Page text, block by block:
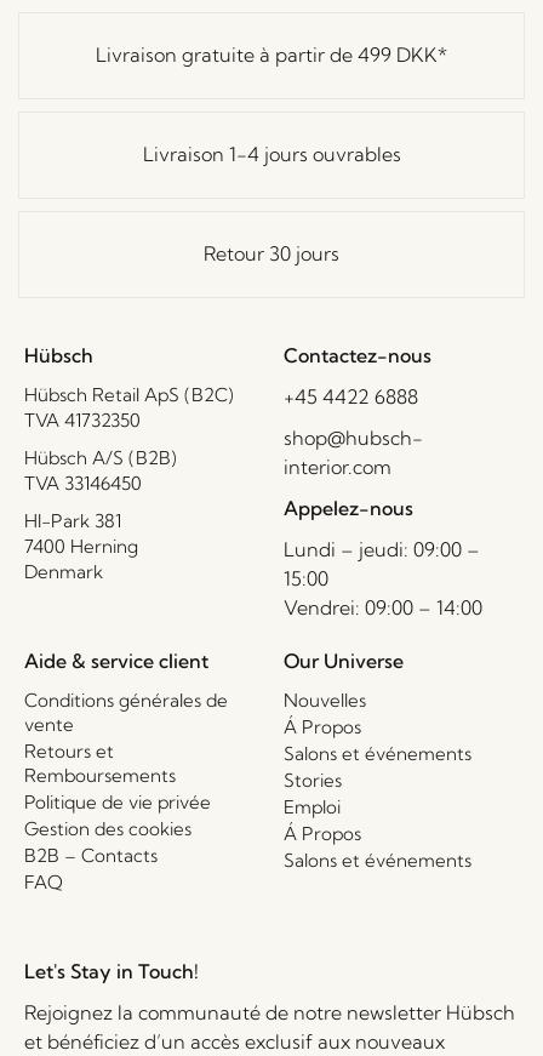
Livraison gratuite à partir de 499 DKK*
Livraison 1-4 jours ouvrables
Retour 30 jours
Hübsch
Hübsch Retail ApS (B2C)
TVA 41732350
Hübsch A/S (B2B)
TVA 33146450
HI-Park 381
7400 Herning
Denmark
Contactez-nous
+45 4422 6888
shop@hubsch-
interior.com
Appelez-nous
Lundi – jeudi: 09:00 –
15:00
Vendrei: 09:00 – 14:00
Aide & service client
Conditions générales de
vente
Retours et
Remboursements
Politique de vie privée
Gestion des cookies
B2B – Contacts
FAQ
Our Universe
Nouvelles
Á Propos
Salons et événements
Stories
Emploi
Á Propos
Salons et événements
Let's Stay in Touch!
Rejoignez la communauté de notre newsletter Hübsch
et bénéficiez d’un accès exclusif aux nouveaux